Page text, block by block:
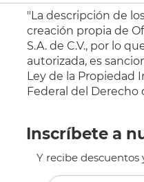
"La descripción de
creación propia de
S.A. de C.V., por lo
autorizada, es
Ley de la Propiedad
Federal del Derecho
Inscríbete a
Y recibe descuentos